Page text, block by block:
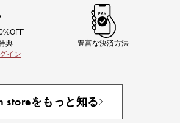
典
イン
豊富な決済方法
storeをもっと知る